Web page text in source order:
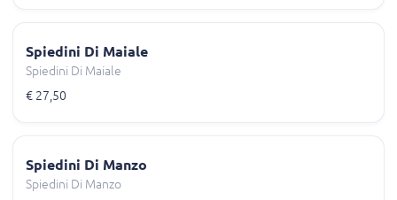
Spiedini Di Maiale
Spiedini Di Maiale
€ 27,50
Spiedini Di Manzo
Spiedini Di Manzo